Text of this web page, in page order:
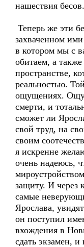
нашествия бесов.
Теперь же эти
захваченном
в котором мы с
обитаем, а
пространстве,
реальностью.
ощущениях.
смерти, и
сможет ли
свой труд, на
своим
я искренне
очень надеюсь,
защиту. И через
самые
Ярослава,
он поступил
вхождения в
сдать экзамен,